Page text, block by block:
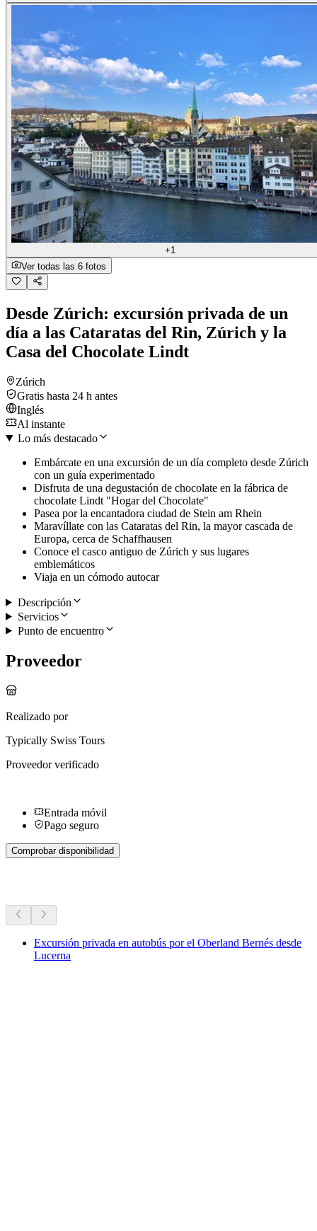
+1
Ver todas las 6 fotos
Desde Zúrich: excursión privada de un
día a las Cataratas del Rin, Zúrich y la
Casa del Chocolate Lindt
Zúrich
Gratis hasta 24 h antes
Inglés
Al instante
Lo más destacado
Embárcate en una excursión de un día completo desde Zúrich
con un guía experimentado
Disfruta de una degustación de chocolate en la fábrica de
chocolate Lindt "Hogar del Chocolate"
Pasea por la encantadora ciudad de Stein am Rhein
Maravíllate con las Cataratas del Rin, la mayor cascada de
Europa, cerca de Schaffhausen
Conoce el casco antiguo de Zúrich y sus lugares
emblemáticos
Viaja en un cómodo autocar
Descripción
Servicios
Punto de encuentro
Proveedor
Realizado por
Typically Swiss Tours
Proveedor verificado
Entrada móvil
Pago seguro
Comprobar disponibilidad
Excursión privada en autobús por el Oberland Bernés desde
Lucerna